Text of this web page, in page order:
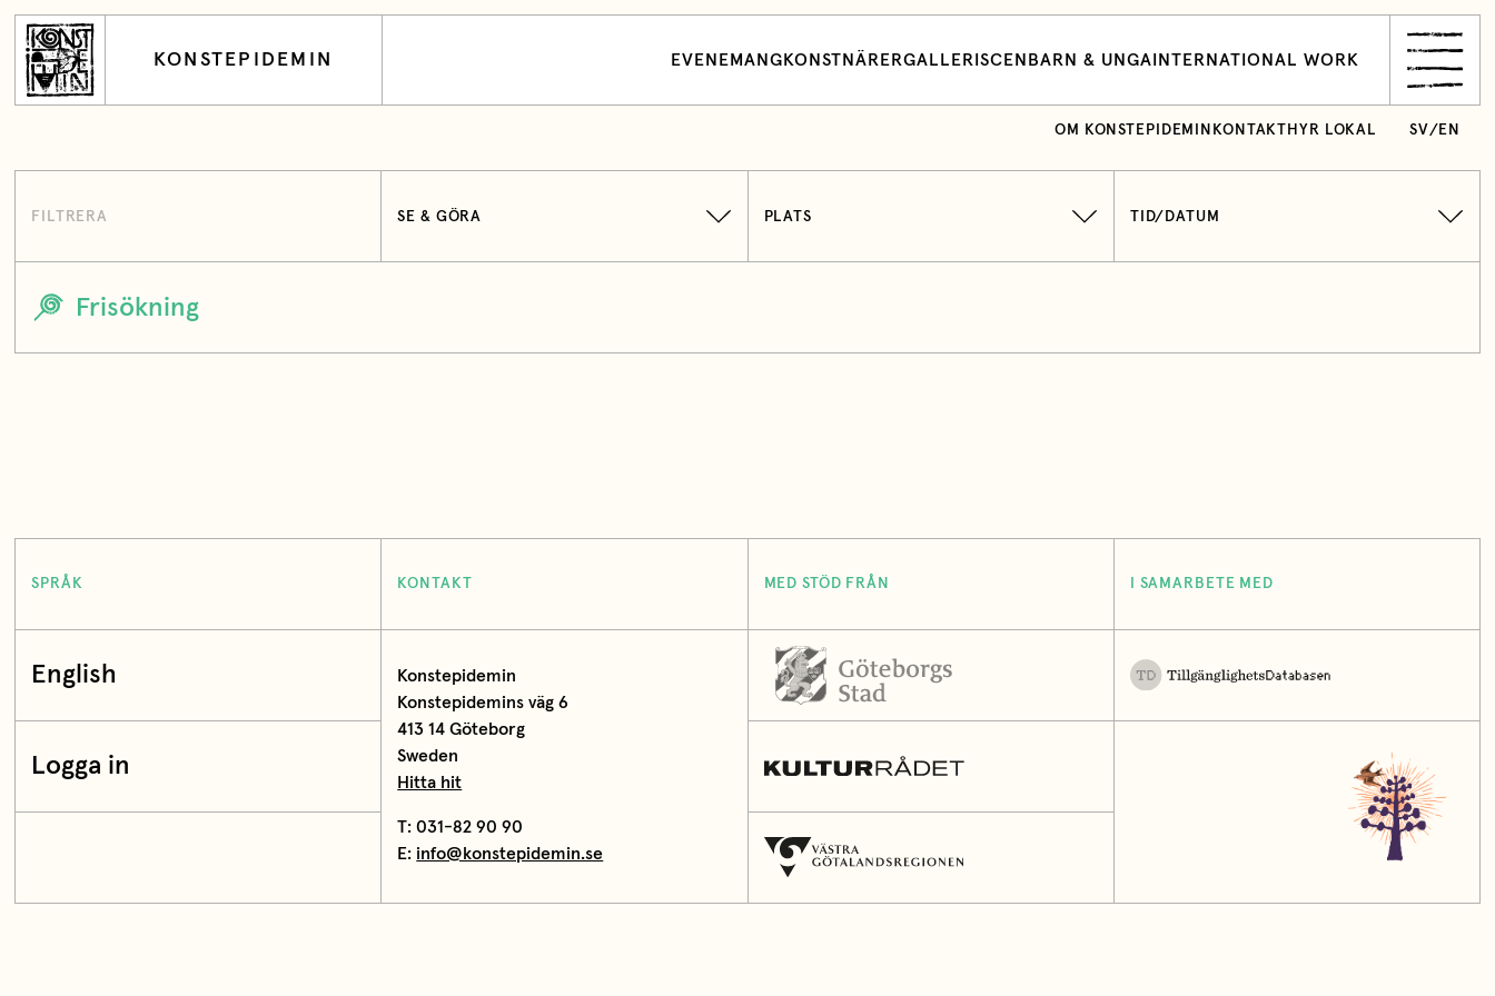
KONSTEPIDEMIN EVENEMANG KONSTNÄRERGALLERI SCEN BARN & UNGA INTERNATIONAL WORK
OM KONSTEPIDEMIN KONTAKT HYR LOKAL SV/ EN
FILTRERA SE & GÖRA PLATS TID/DATUM
SPRÅK
English
Logga in
KONTAKT
Konstepidemin
Konstepidemins väg 6
413 14 Göteborg
Sweden
Hitta hit
T: 031-82 90 90
E: info@konstepidemin.se
MED STÖD FRÅN I SAMARBETE MED